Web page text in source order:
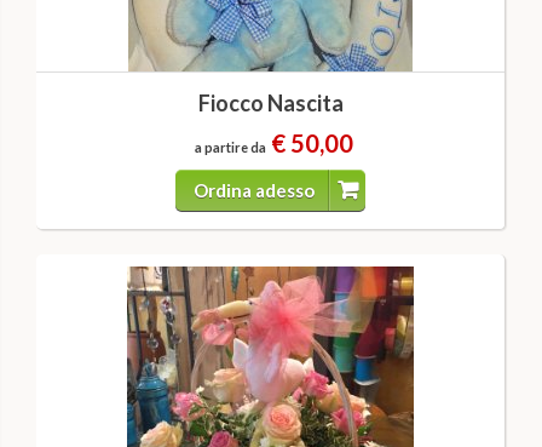
Fiocco Nascita
a partire da € 50,00
Ordina adesso